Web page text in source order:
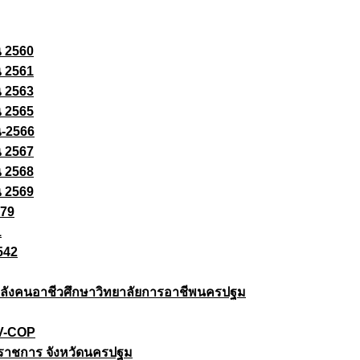
2560
2561
2563
2565
2566
2567
2568
2569
งคนอาชีวศึกษาวิทยาลัยการอาชีพนครปฐม
COP
าชการ จังหวัดนครปฐม